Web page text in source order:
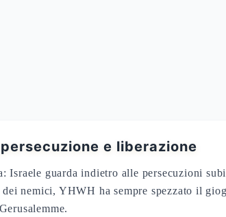
e liberazione
Israele guarda indietro alle persecuzioni
nemici, YHWH ha sempre spezzato il